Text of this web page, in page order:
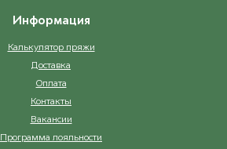
Информация
Калькулятор пряжи
Доставка
Оплата
Контакты
Вакансии
Программа лояльности